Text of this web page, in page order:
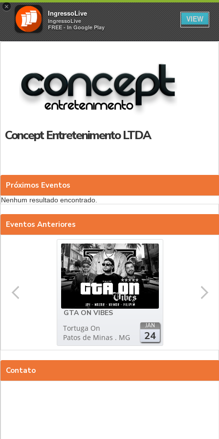
×
IngressoLive
IngressoLive
FREE - In Google Play
VIEW
Concept Entretenimento LTDA
Próximos Eventos
Nenhum resultado encontrado.
Eventos Anteriores
GTA ON VIBES
Tortuga On
Patos de Minas . MG
JAN
24
Contato